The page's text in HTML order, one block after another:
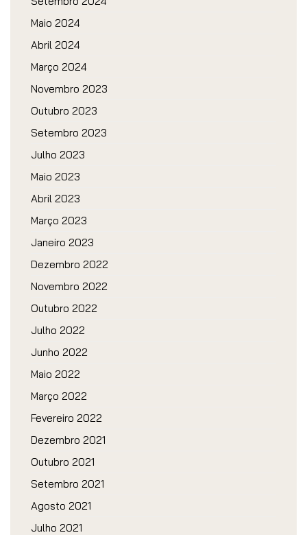
Maio 2024
Abril 2024
Março 2024
Novembro 2023
Outubro 2023
Setembro 2023
Julho 2023
Maio 2023
Abril 2023
Março 2023
Janeiro 2023
Dezembro 2022
Novembro 2022
Outubro 2022
Julho 2022
Junho 2022
Maio 2022
Março 2022
Fevereiro 2022
Dezembro 2021
Outubro 2021
Setembro 2021
Agosto 2021
Julho 2021